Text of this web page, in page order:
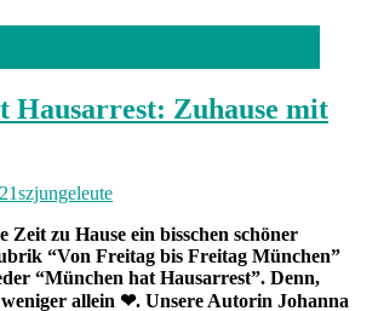
Hausarrest: Zuhause mit
szjungeleute
Zeit zu Hause ein bisschen schöner
“Von Freitag bis Freitag München”
“München hat Hausarrest”. Denn,
allein ❤. Unsere Autorin Johanna